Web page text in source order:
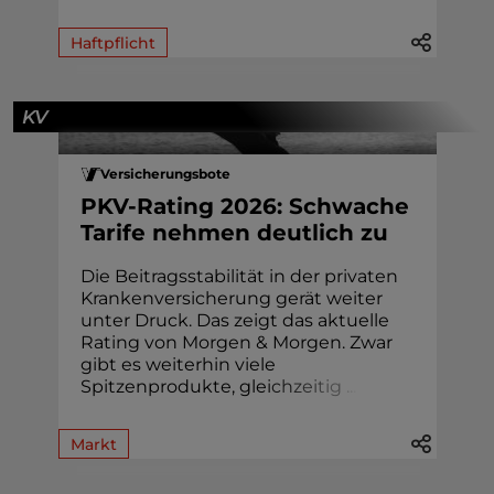
Haftpflicht
KV
Versicherungsbote
PKV-Rating 2026: Schwache
Tarife nehmen deutlich zu
Die Beitragsstabilität in der privaten
Krankenversicherung gerät weiter
unter Druck. Das zeigt das aktuelle
Rating von Morgen & Morgen. Zwar
gibt es weiterhin viele
Spitzenprodukte, gleichzeitig
Markt